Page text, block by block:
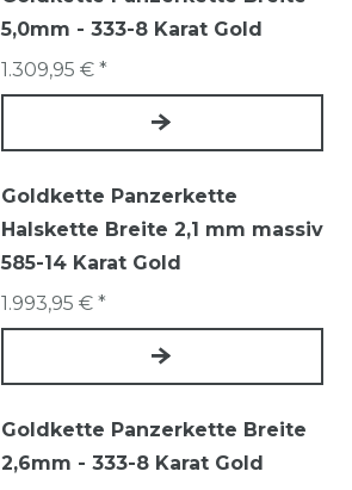
5,0mm - 333-8 Karat Gold
1.309,95 € *
Goldkette Panzerkette
Halskette Breite 2,1 mm massiv
585-14 Karat Gold
1.993,95 € *
Goldkette Panzerkette Breite
2,6mm - 333-8 Karat Gold